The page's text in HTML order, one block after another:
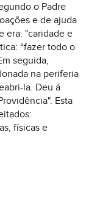
o Padre
e de ajuda
era: "caridade e
“fazer todo o
seguida,
na periferia
la. Deu á
Esta
físicas e